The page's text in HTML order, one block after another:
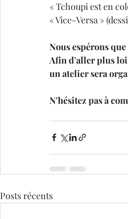
« Tchoupi est en
« Vice-Versa »
Nous espérons
Afin d'aller plus
un atelier sera
N'hésitez pas à
Posts récents